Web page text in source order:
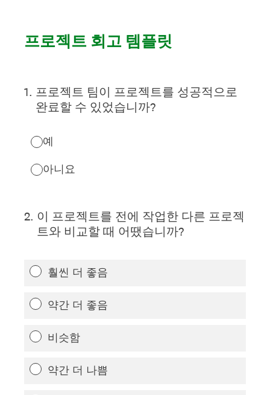
프로젝트 회고 템플릿
1. 프로젝트 팀이 프로젝트를 성공적으로
완료할 수 있었습니까?
예
아니요
2. 이 프로젝트를 전에 작업한 다른 프로젝
트와 비교할 때 어땠습니까?
훨씬 더 좋음
약간 더 좋음
비슷함
약간 더 나쁨